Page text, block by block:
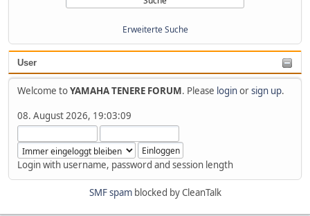
Erweiterte Suche
User
Welcome toYAMAHA TENERE FORUM. Please loginorsign up.
08. August 2026, 19:03:09
Login with username, password and session length
SMF spamblocked by CleanTalk